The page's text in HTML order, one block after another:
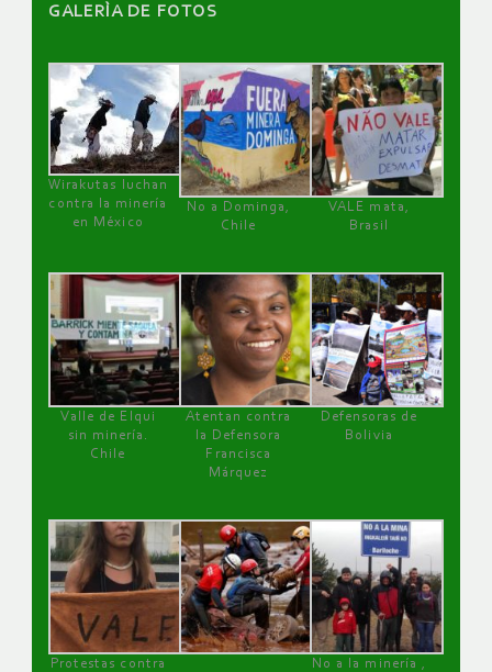
GALERÌA DE FOTOS
Wirakutas luchan
contra la minería
en México
No a Dominga,
Chile
VALE mata,
Brasil
Valle de Elqui
sin minería.
Chile
Atentan contra
la Defensora
Francisca
Márquez
Defensoras de
Bolivia
Protestas contra
No a la minería ,